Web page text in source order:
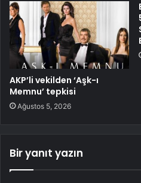
AKP’li vekilden ‘Aşk-ı
Memnu’ tepkisi
Ağustos 5, 2026
Bir yanıt yazın